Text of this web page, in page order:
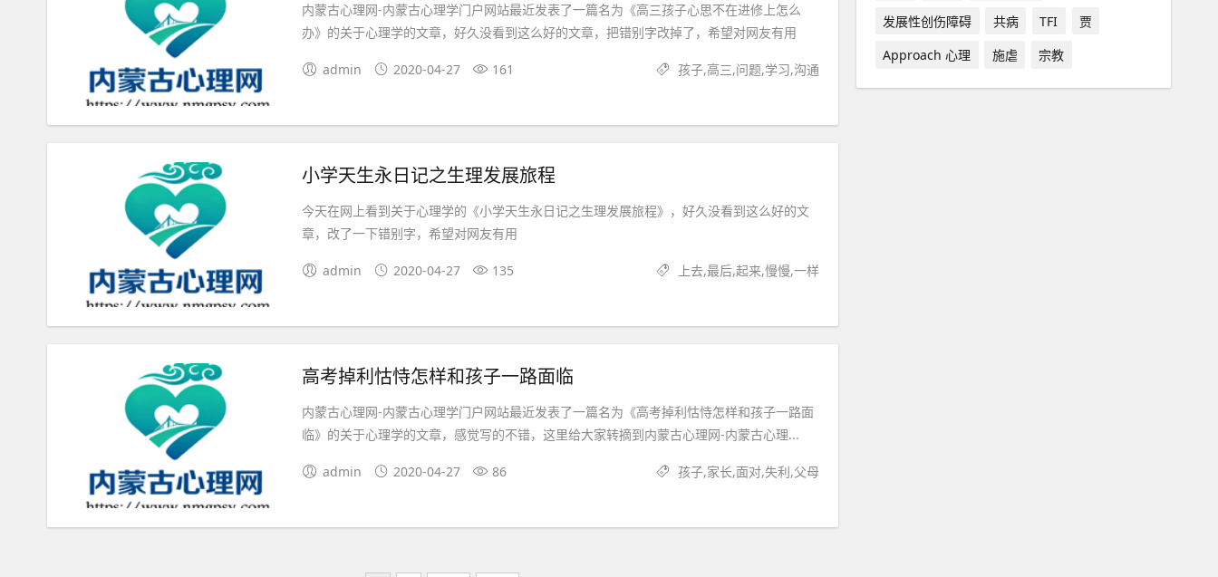
内蒙古心理网-内蒙古心理学门户网站最近发表了一篇名为《高三孩子心思不在进修上怎么
办》的关于心理学的文章，好久没看到这么好的文章，把错别字改掉了，希望对网友有用
admin 2020-04-27 161 孩子,高三,问题,学习,沟通
小学天生永日记之生理发展旅程
今天在网上看到关于心理学的《小学天生永日记之生理发展旅程》，好久没看到这么好的文
章，改了一下错别字，希望对网友有用
admin 2020-04-27 135 上去,最后,起来,慢慢,一样
高考掉利怙恃怎样和孩子一路面临
内蒙古心理网-内蒙古心理学门户网站最近发表了一篇名为《高考掉利怙恃怎样和孩子一路面
临》的关于心理学的文章，感觉写的不错，这里给大家转摘到内蒙古心理网-内蒙古心理...
admin 2020-04-27 86 孩子,家长,面对,失利,父母
发展性创伤障碍
共病 TFI
贾
Approach 心理
施虐 宗教